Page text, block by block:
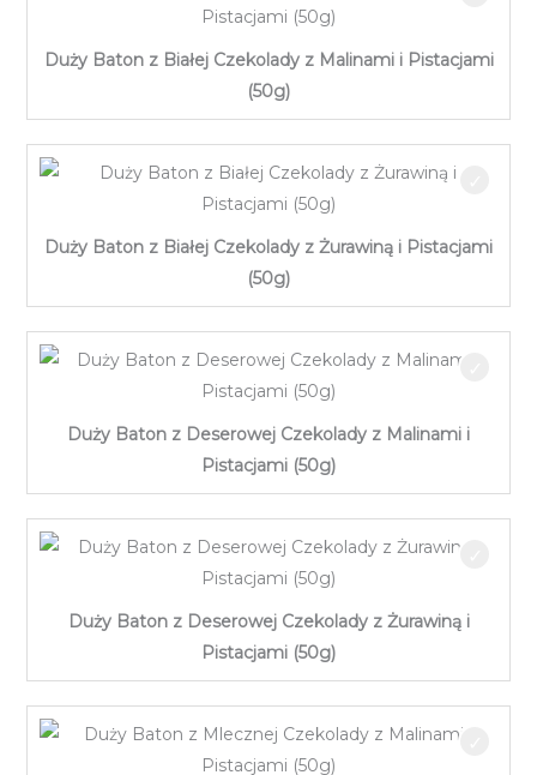
Duży Baton z Białej Czekolady z Malinami i Pistacjami
(50g)
Duży Baton z Białej Czekolady z Żurawiną i Pistacjami
(50g)
Duży Baton z Deserowej Czekolady z Malinami i
Pistacjami (50g)
Duży Baton z Deserowej Czekolady z Żurawiną i
Pistacjami (50g)